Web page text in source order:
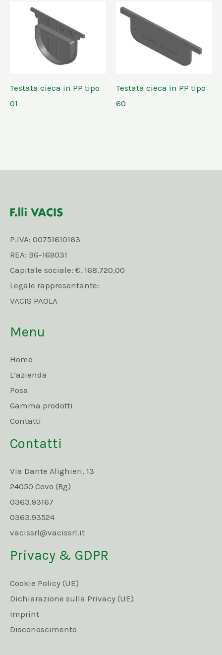
Testata cieca in PP tipo
01
Testata cieca in PP tipo
60
P.IVA: 00751610163
REA: BG-169031
Capitale sociale: €. 168.720,00
Legale rappresentante:
VACIS PAOLA
Menu
Home
L’azienda
Posa
Gamma prodotti
Contatti
Contatti
Via Dante Alighieri, 13
24050 Covo (Bg)
0363.93167
0363.93524
vacissrl@vacissrl.it
Privacy & GDPR
Cookie Policy (UE)
Dichiarazione sulla Privacy (UE)
Imprint
Disconoscimento